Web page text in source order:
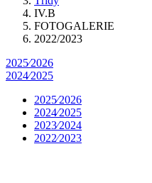
IV.B
FOTOGALERIE
2022/2023
2025⁄2026
2024⁄2025
2025⁄2026
2024⁄2025
2023⁄2024
2022⁄2023